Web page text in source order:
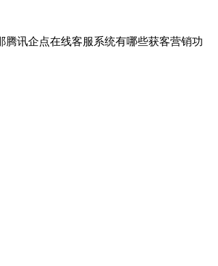
讯企点在线客服系统有哪些获客营销功